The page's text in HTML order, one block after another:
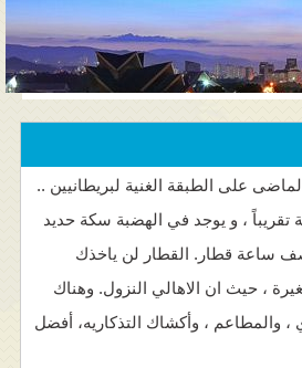
على الطبقة الغنية لبريطانيين ..
، و يوجد في الهضبة سكة حديد
ساعة قطار. القطار لن ياخذك
، حيث ان الاهالي النزول. وهناك
1923 . في أعلى التل ، ستجد كشك الشاي ، والمطاعم ، وأكشاك التذكاريه، أفضل